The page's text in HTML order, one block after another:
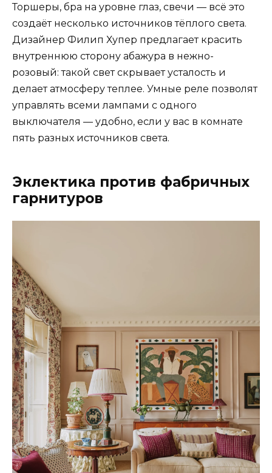
Торшеры, бра на уровне глаз, свечи — всё это
создаёт несколько источников тёплого света.
Дизайнер Филип Хупер предлагает красить
внутреннюю сторону абажура в нежно-
розовый: такой свет скрывает усталость и
делает атмосферу теплее. Умные реле позволят
управлять всеми лампами с одного
выключателя — удобно, если у вас в комнате
пять разных источников света.
Эклектика против фабричных
гарнитуров